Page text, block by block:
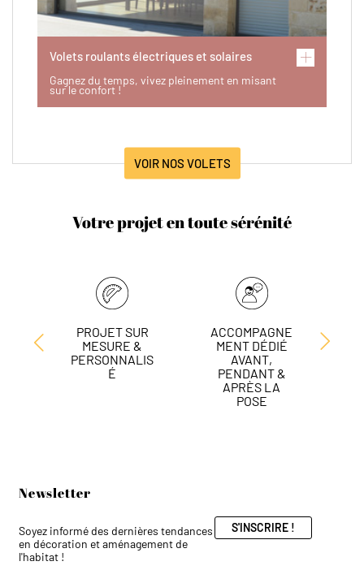
Volets roulants électriques et solaires
Gagnez du temps, vivez pleinement en misant
sur le confort !
VOIR NOS VOLETS
Votre projet en toute sérénité
PROJET SUR
MESURE &
PERSONNALIS
É
ACCOMPAGNE
MENT DÉDIÉ
AVANT,
PENDANT &
APRÈS LA
POSE
Newsletter
Soyez informé des dernières tendances
en décoration et aménagement de
l'habitat !
S'INSCRIRE !